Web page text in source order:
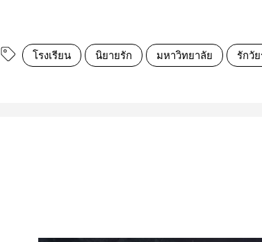
โรงเรียน นิยายรัก มหาวิทยาลัย รักวั